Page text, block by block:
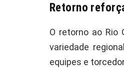
Retorno
O retorno ao Rio
variedade
equipes e